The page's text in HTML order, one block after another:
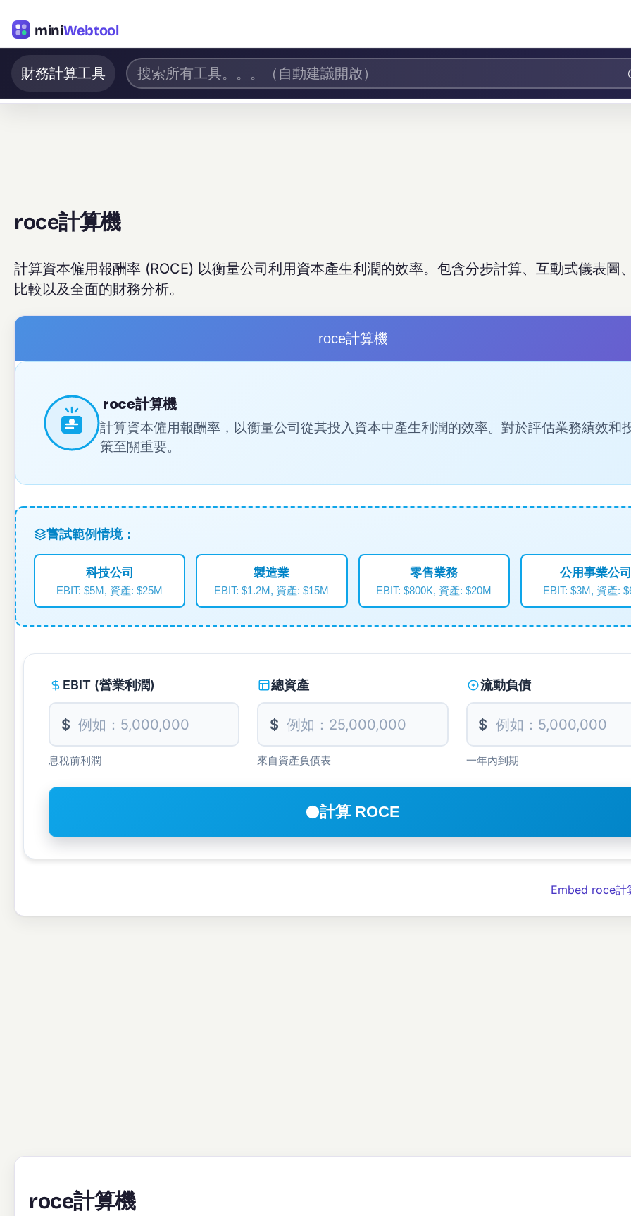
miniWebtool
財務計算工具
roce計算機
計算資本僱用報酬率 (ROCE) 以衡量公司利用資本產生利潤的效率。包含分步計算、互動式儀表圖
比較以及全面的財務分析。
roce計算機
roce計算機
計算資本僱用報酬率，以衡量公司從其投入資本中產生利潤的效率。對於評估業務績效和
策至關重要。
嘗試範例情境：
科技公司
EBIT: $5M, 資產: $25M
製造業
EBIT: $1.2M, 資產: $15M
零售業務
EBIT: $800K, 資產: $20M
公用事業公
EBIT: $3M, 資產:
EBIT (營業利潤)
$
息稅前利潤
總資產
$
來自資產負債表
流動負債
$
一年內到期
計算 ROCE
Embed roce計
roce計算機